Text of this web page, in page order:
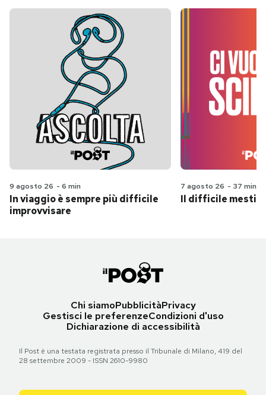
9 agosto 26 - 6 min
In viaggio è sempre più difficile
improvvisare
7 agosto 26 - 37 min
Il difficile
Chi siamoPubblicitàPrivacy
Gestisci le preferenzeCondizioni d'uso
Dichiarazione di accessibilità
Il Post è una testata registrata presso il Tribunale di Milano, 419 del
28 settembre 2009 - ISSN 2610-9980